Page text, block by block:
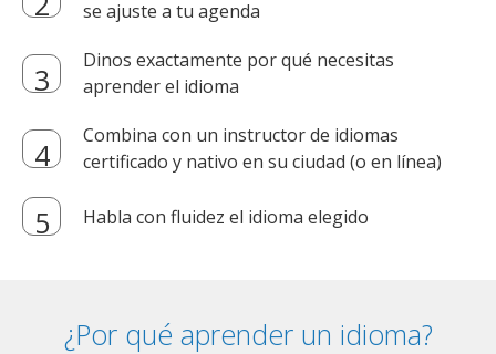
se ajuste a tu agenda
Dinos exactamente por qué necesitas
aprender el idioma
Combina con un instructor de idiomas
certificado y nativo en su ciudad (o en línea)
Habla con fluidez el idioma elegido
¿Por qué aprender un idioma?